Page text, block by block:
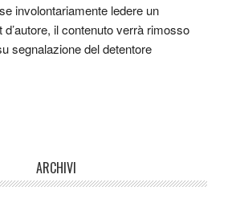
involontariamente ledere un
il contenuto verrà rimosso
segnalazione del detentore
ARCHIVI